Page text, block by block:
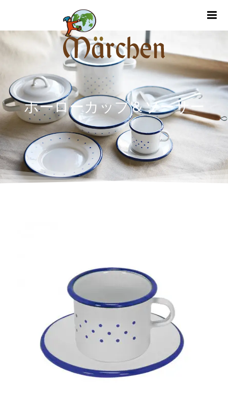
ホーローカップ＆ソーサー